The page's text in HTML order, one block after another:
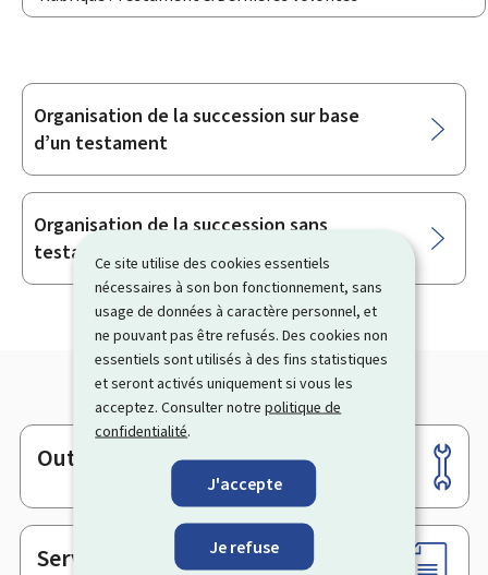
Ce site utilise des cookies essentiels
nécessaires à son bon fonctionnement, sans
usage de données à caractère personnel, et
ne pouvant pas être refusés. Des cookies non
essentiels sont utilisés à des fins statistiques
et seront activés uniquement si vous les
acceptez. Consulter notrepolitique de
confidentialité.
J'accepte
Je refuse
Sous-
rubriques
Organisation de la succession sur base
d’un testament
Organisation de la succession sans
testament
Pied
de
page
Outils
Services en ligne & Formulaires